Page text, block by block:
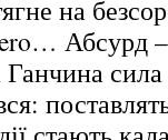
на
Абсурд